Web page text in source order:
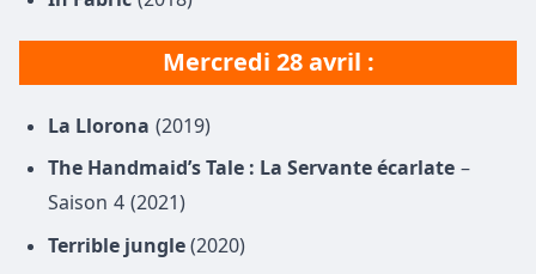
Mercredi 28 avril :
La Llorona (2019)
The Handmaid’s Tale : La Servante écarlate –
Saison 4 (2021)
Terrible jungle (2020)